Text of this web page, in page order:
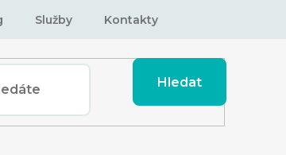
Služby Kontakty
Hledat